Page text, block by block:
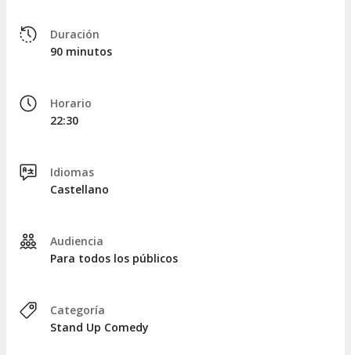
Duración
90 minutos
Horario
22:30
Idiomas
Castellano
Audiencia
Para todos los públicos
Categoría
Stand Up Comedy